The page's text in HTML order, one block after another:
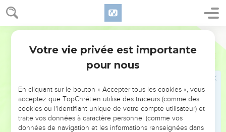
Hébreux 6
La ferme promesse de Dieu
pouvait pas prêter serment par plus grand que lui, il a juré
en disant : Certainement, je te comblerai de bénédictions
et je multiplierai ta descendance.
C'est ainsi qu’après une attente patiente Abraham a
obtenu ce qui lui avait été promis.
Votre vie privée est importante
pour nous
En cliquant sur le bouton « Accepter tous les cookies », vous
acceptez que TopChrétien utilise des traceurs (comme des
cookies ou l'identifiant unique de votre compte utilisateur) et
traite vos données à caractère personnel (comme vos
données de navigation et les informations renseignées dans